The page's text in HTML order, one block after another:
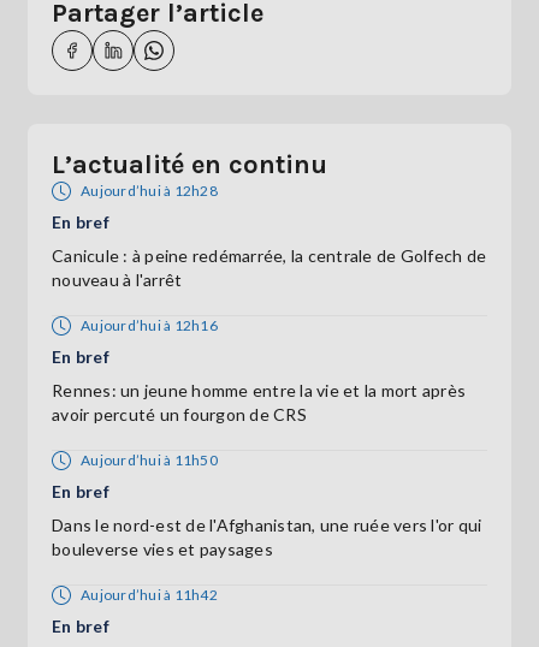
Partager l’article
L’actualité en continu
Aujourd’hui à 12h28
En bref
Canicule : à peine redémarrée, la centrale de Golfech de
nouveau à l'arrêt
Aujourd’hui à 12h16
En bref
Rennes: un jeune homme entre la vie et la mort après
avoir percuté un fourgon de CRS
Aujourd’hui à 11h50
En bref
Dans le nord-est de l'Afghanistan, une ruée vers l'or qui
bouleverse vies et paysages
Aujourd’hui à 11h42
En bref